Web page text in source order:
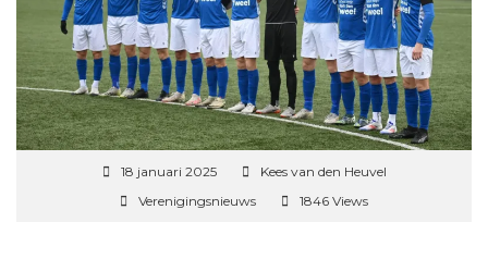
18 januari 2025
Kees van den Heuvel
Verenigingsnieuws
1846 Views